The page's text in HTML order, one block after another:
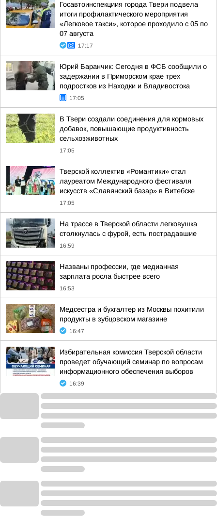
Госавтоинспекциия города Твери подвела
итоги профилактического мероприятия
«Легковое такси», которое проходило с 05 по
07 августа
17:17
Юрий Баранчик: Сегодня в ФСБ сообщили о
задержании в Приморском крае трех
подростков из Находки и Владивостока
17:05
В Твери создали соединения для кормовых
добавок, повышающие продуктивность
сельхозживотных
17:05
Тверской коллектив «Романтики» стал
лауреатом Международного фестиваля
искусств «Славянский базар» в Витебске
17:05
На трассе в Тверской области легковушка
столкнулась с фурой, есть пострадавшие
16:59
Названы профессии, где медианная
зарплата росла быстрее всего
16:53
Медсестра и бухгалтер из Москвы похитили
продукты в зубцовском магазине
16:47
Избирательная комиссия Тверской области
проведет обучающий семинар по вопросам
информационного обеспечения выборов
16:39